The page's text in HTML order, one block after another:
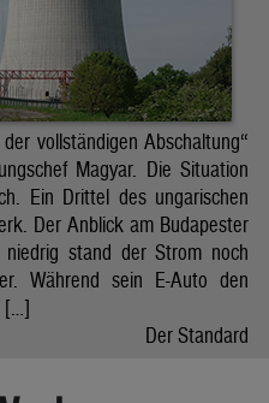
vollständigen Abschaltung“
Magyar. Die Situation
Ein Drittel des ungarischen
Der Anblick am Budapester
stand der Strom noch
Während sein E-Auto den
[…]
Der Standard